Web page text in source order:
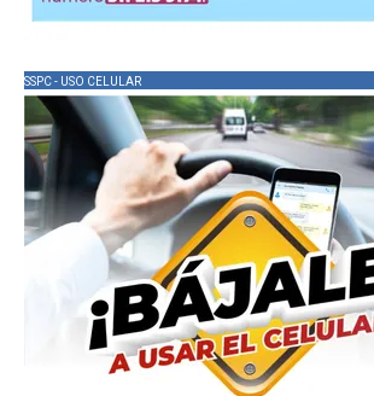
SSPC - USO CELULAR